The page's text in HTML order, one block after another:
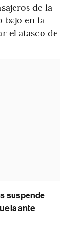
de la
bajo en la
el atasco de
suspende
ante